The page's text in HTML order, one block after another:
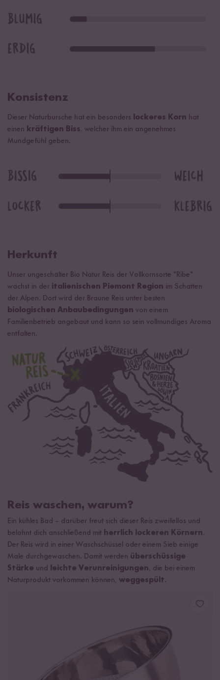
Konsistenz
Dieser Naturbursche hat ein besonders lockeres Korn hat
einen kräftigen Biss, welcher ihm ein angenehmes
Mundgefühl geben.
Herkunft
Unser ungeschälter Bio Natur Reis der Vollkornsorte "Ribe"
wächst in der italienischen Piemont Region im Schatten
der Alpen. Dort wird der Braune Reis unter besten
biologischen Anbaubedingungen von einem
Familienbetrieb angebaut und kann so sein vollmundiges Aroma
entfalten.
Reis waschen, warum?
Ein kühles Bad – darüber freut sich dieser Reis zweifellos und
belohnt dich anschließend mit herrlich lockeren Körnern.
Der Reis wird in einer Waschschüssel oder einem Sieb einige
Male durchgewaschen. Damit werden überschüssige
Stärke und leichte Verunreinigungen, die bei einem
Naturprodukt vorkommen können, weggespült.